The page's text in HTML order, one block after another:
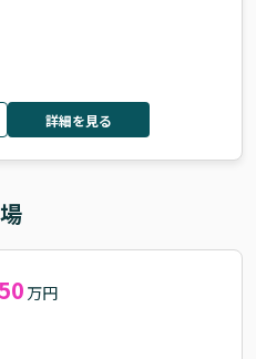
詳細を見る
万円